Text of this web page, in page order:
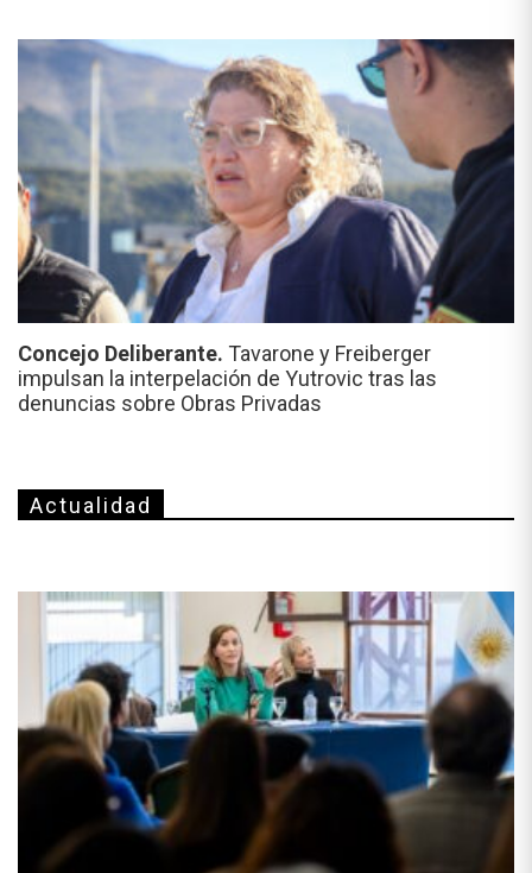
Concejo Deliberante. Tavarone y Freiberger
impulsan la interpelación de Yutrovic tras las
denuncias sobre Obras Privadas
Actualidad